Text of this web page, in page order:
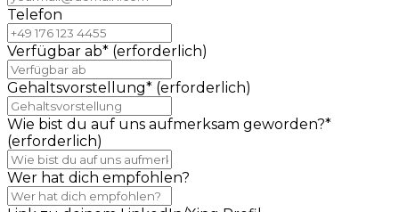
Telefon
Verfügbar ab* (erforderlich)
Gehaltsvorstellung* (erforderlich)
Wie bist du auf uns aufmerksam geworden?*
(erforderlich)
Wer hat dich empfohlen?